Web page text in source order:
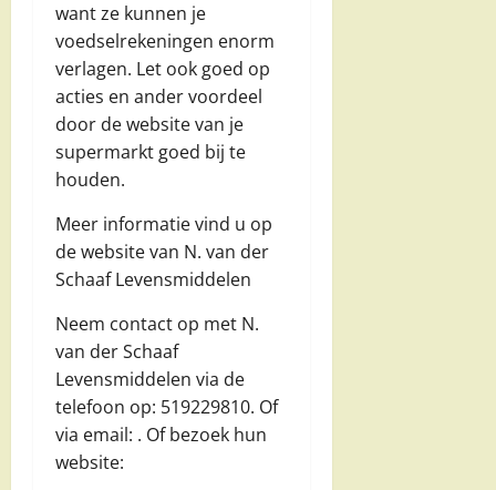
want ze kunnen je
voedselrekeningen enorm
verlagen. Let ook goed op
acties en ander voordeel
door de website van je
supermarkt goed bij te
houden.
Meer informatie vind u op
de website van N. van der
Schaaf Levensmiddelen
Neem contact op met N.
van der Schaaf
Levensmiddelen via de
telefoon op: 519229810. Of
via email: . Of bezoek hun
website: